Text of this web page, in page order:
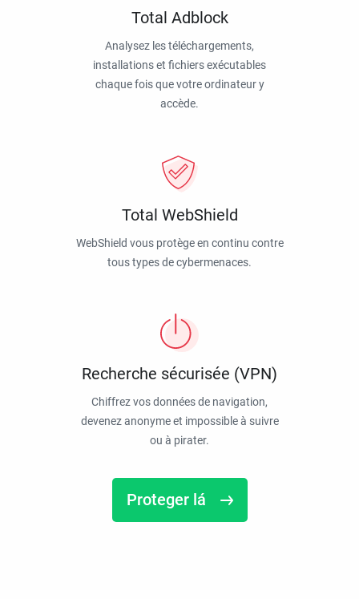
Total Adblock
Analysez les téléchargements,
installations et fichiers exécutables
chaque fois que votre ordinateur y
accède.
Total WebShield
WebShield vous protège en continu contre
tous types de cybermenaces.
Recherche sécurisée (VPN)
Chiffrez vos données de navigation,
devenez anonyme et impossible à suivre
ou à pirater.
Proteger lá